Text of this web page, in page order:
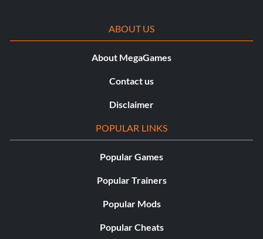
ABOUT US
About MegaGames
Contact us
Disclaimer
POPULAR LINKS
Popular Games
Popular Trainers
Popular Mods
Popular Cheats